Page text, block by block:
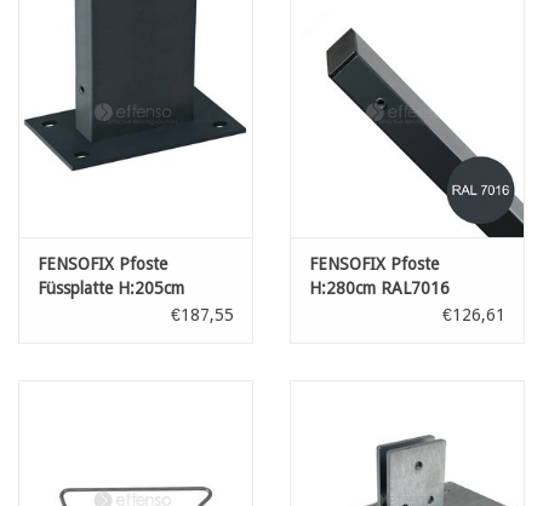
FENSOFIX Pfoste
Füssplatte H:205cm
€187,55
FENSOFIX Pfoste
H:280cm RAL7016
€126,61